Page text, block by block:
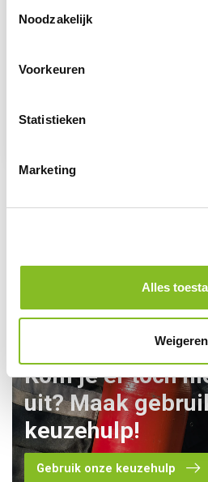
Noodzakelijk
Voorkeuren
Statistieken
Marketing
Alles
Weigeren
Op voorraad
koolmonoxidemelder
Kom je er toch
uit? Maak
keuzehulp!
Gebruik onze keuzehulp